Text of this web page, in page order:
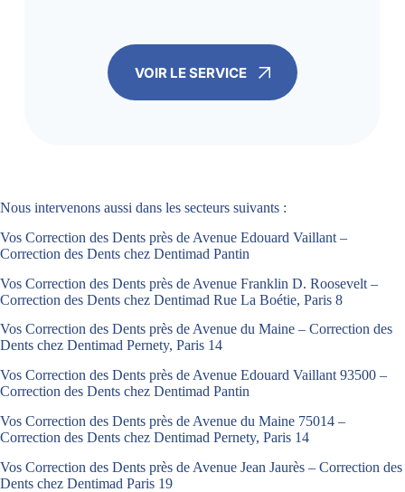
VOIR LE SERVICE
Nous intervenons aussi dans les secteurs suivants :
Vos Correction des Dents près de Avenue Edouard Vaillant –
Correction des Dents chez Dentimad Pantin
Vos Correction des Dents près de Avenue Franklin D. Roosevelt –
Correction des Dents chez Dentimad Rue La Boétie, Paris 8
Vos Correction des Dents près de Avenue du Maine – Correction des
Dents chez Dentimad Pernety, Paris 14
Vos Correction des Dents près de Avenue Edouard Vaillant 93500 –
Correction des Dents chez Dentimad Pantin
Vos Correction des Dents près de Avenue du Maine 75014 –
Correction des Dents chez Dentimad Pernety, Paris 14
Vos Correction des Dents près de Avenue Jean Jaurès – Correction des
Dents chez Dentimad Paris 19